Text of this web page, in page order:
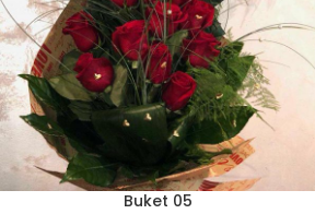
Buket 05